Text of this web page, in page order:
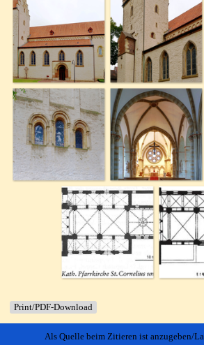
Print/PDF-Download
Als Quelle beim Zitieren ist anzugeben/La